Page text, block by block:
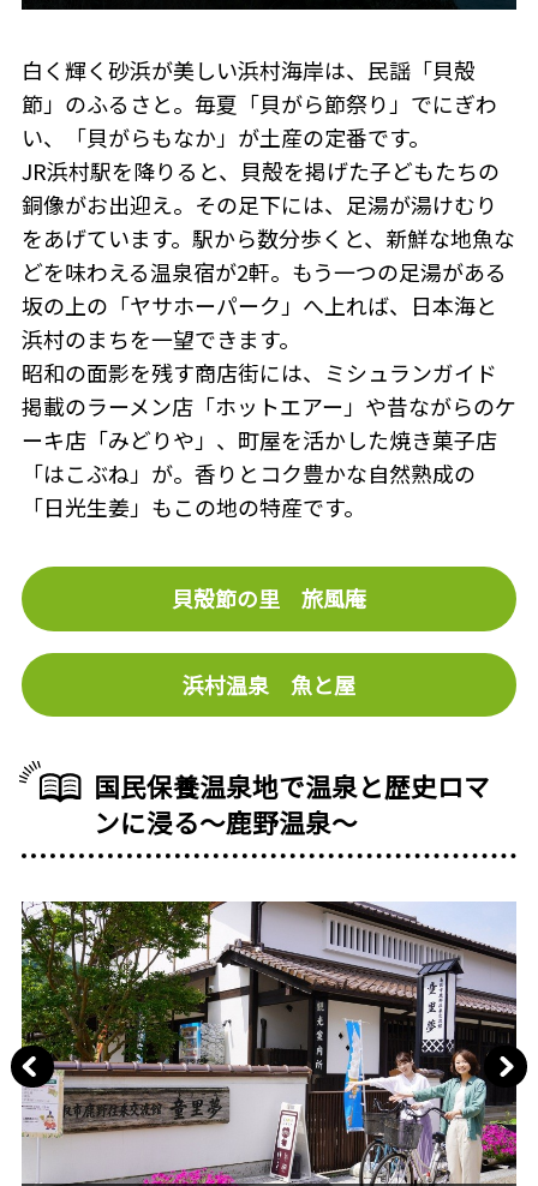
白く輝く砂浜が美しい浜村海岸は、民謡「貝殻
節」のふるさと。毎夏「貝がら節祭り」でにぎわ
い、「貝がらもなか」が土産の定番です。
JR浜村駅を降りると、貝殻を掲げた子どもたちの
銅像がお出迎え。その足下には、足湯が湯けむり
をあげています。駅から数分歩くと、新鮮な地魚な
どを味わえる温泉宿が2軒。もう一つの足湯がある
坂の上の「ヤサホーパーク」へ上れば、日本海と
浜村のまちを一望できます。
昭和の面影を残す商店街には、ミシュランガイド
掲載のラーメン店「ホットエアー」や昔ながらのケ
ーキ店「みどりや」、町屋を活かした焼き菓子店
「はこぶね」が。香りとコク豊かな自然熟成の
「日光生姜」もこの地の特産です。
貝殻節の里 旅風庵
浜村温泉 魚と屋
国民保養温泉地で温泉と歴史ロマ
ンに浸る〜鹿野温泉〜